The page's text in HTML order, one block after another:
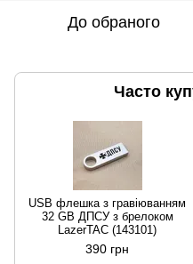
До обраного
Часто
USB флешка з гравіюванням
32 GB ДПСУ з брелоком
LazerTAC (143101)
390 грн